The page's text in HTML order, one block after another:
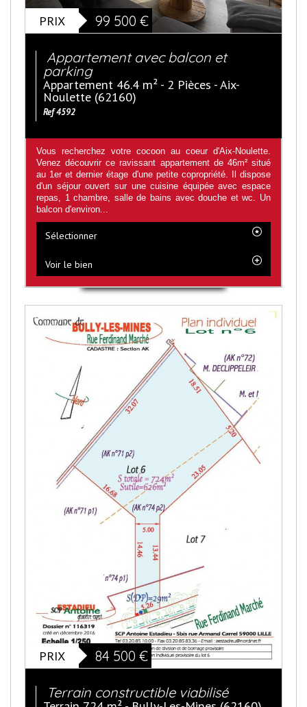
PRIX 99 500 €
Appartement avec balcon et
parking
Appartement 46.4 m² - 2 Pièces - Aix-
Noulette (62160)
Ref 4592
Vous recherchez votre cocoon au coeur d'Aix-Noulette.
Venez découvrir ce ravissant appartement de 46m² situé
au 1er et dernier étage d'une petite copropriété. Il dispose
d'un séjour ouvert sur une cuisine équipée avec espace
repas, 1 chambre, salle de bains avec douche et wc. Un
balcon d'environ...
Sélectionner
Voir le bien
PRIX 84 500 €
Terrain constructible viabilisé